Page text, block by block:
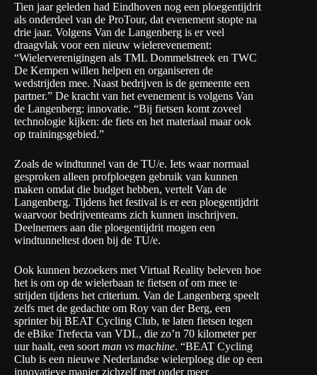
Tien jaar geleden had Eindhoven nog een ploegentijdrit
als onderdeel van de ProTour, dat evenement stopte na
drie jaar. Volgens Van de Langenberg is er veel
draagvlak voor een nieuw wielerevenement:
“Wielerverenigingen als TML Dommelstreek en TWC
De Kempen willen helpen en organiseren de
wedstrijden mee. Naast bedrijven is de gemeente een
partner.” De kracht van het evenement is volgens Van
de Langenberg: innovatie. “Bij fietsen komt zoveel
technologie kijken: de fiets en het materiaal maar ook
op trainingsgebied.”
Zoals de windtunnel van de TU/e. Iets waar normaal
gesproken alleen profploegen gebruik van kunnen
maken omdat die budget hebben, vertelt Van de
Langenberg. Tijdens het festival is er een ploegentijdrit
waarvoor bedrijventeams zich kunnen inschrijven.
Deelnemers aan die ploegentijdrit mogen een
windtunneltest doen bij de TU/e.
Ook kunnen bezoekers met Virtual Reality beleven hoe
het is om op de wielerbaan te fietsen of om mee te
strijden tijdens het criterium. Van de Langenberg speelt
zelfs met de gedachte om Roy van der Berg, een
sprinter bij BEAT Cycling Club, te laten fietsen tegen
de eBike Trefecta van VDL, die zo’n 70 kilometer per
uur haalt, een soort man vs machine. “BEAT Cycling
Club is een nieuwe Nederlandse wielerploeg die op een
innovatieve manier zichzelf met onder meer